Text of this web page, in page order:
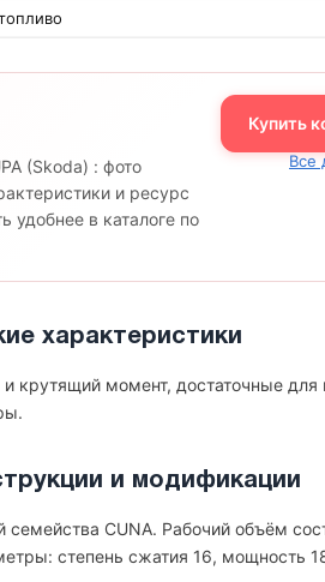
(Skoda) : фото
и ресурс
удобнее в каталоге по
Купить
Все
характеристики
крутящий момент, достаточные
и модификации
CUNA. Рабочий объём
степень сжатия 16, мощность